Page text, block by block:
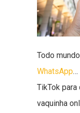
Todo
WhatsApp…
TikTok para
vaquinha